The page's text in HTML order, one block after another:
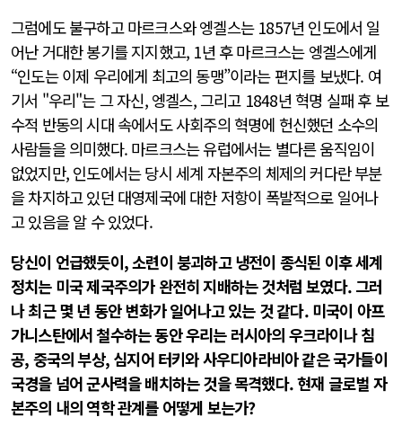
그럼에도 불구하고 마르크스와 엥겔스는 1857년 인도에서 일
어난 거대한 봉기를 지지했고, 1년 후 마르크스는 엥겔스에게
“인도는 이제 우리에게 최고의 동맹”이라는 편지를 보냈다. 여
기서 "우리"는 그 자신, 엥겔스, 그리고 1848년 혁명 실패 후 보
수적 반동의 시대 속에서도 사회주의 혁명에 헌신했던 소수의
사람들을 의미했다. 마르크스는 유럽에서는 별다른 움직임이
없었지만, 인도에서는 당시 세계 자본주의 체제의 커다란 부분
을 차지하고 있던 대영제국에 대한 저항이 폭발적으로 일어나
고 있음을 알 수 있었다.
당신이 언급했듯이, 소련이 붕괴하고 냉전이 종식된 이후 세계
정치는 미국 제국주의가 완전히 지배하는 것처럼 보였다. 그러
나 최근 몇 년 동안 변화가 일어나고 있는 것 같다. 미국이 아프
가니스탄에서 철수하는 동안 우리는 러시아의 우크라이나 침
공, 중국의 부상, 심지어 터키와 사우디아라비아 같은 국가들이
국경을 넘어 군사력을 배치하는 것을 목격했다. 현재 글로벌 자
본주의 내의 역학 관계를 어떻게 보는가?